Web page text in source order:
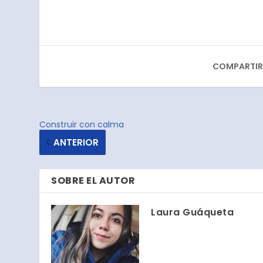
Construir con calma
ANTERIOR
SOBRE EL AUTOR
Laura Guáqueta